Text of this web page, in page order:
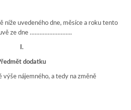
níže uvedeného dne, měsíce a roku tento
ze dne ……………………..
I.
dodatku
výše nájemného, a tedy na změně